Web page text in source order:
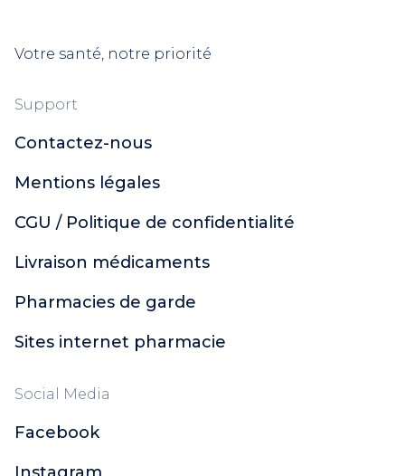
Votre santé, notre priorité
Support
Contactez-nous
Mentions légales
CGU / Politique de confidentialité
Livraison médicaments
Pharmacies de garde
Sites internet pharmacie
Social Media
Facebook